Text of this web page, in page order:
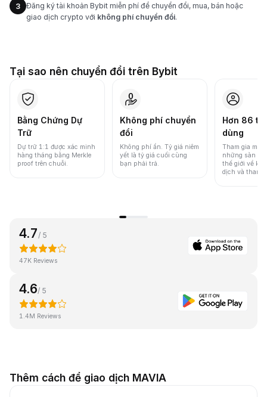
3
Đăng ký tài khoản Bybit miễn phí để chuyển đổi, mua, bán hoặc
giao dịch crypto với không phí chuyển đổi.
Tại sao nên chuyển đổi trên Bybit
Bằng Chứng Dự
Trữ
Dự trữ 1:1 được xác minh
hàng tháng bằng Merkle
proof trên chuỗi.
Không phí chuyển
đổi
Không phí ẩn. Tỷ giá niêm
yết là tỷ giá cuối cùng
bạn phải trả.
Hơn 86
dùng
Tham gia một
những sàn
thế giới về
dịch và thanh
4.7 / 5
47K Reviews
4.6/ 5
1.4M Reviews
Thêm cách để giao dịch MAVIA